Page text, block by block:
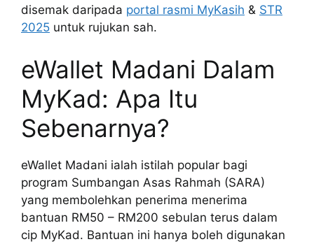
disemak daripada portal rasmi MyKasih & STR
2025 untuk rujukan sah.
eWallet Madani Dalam
MyKad: Apa Itu
Sebenarnya?
eWallet Madani ialah istilah popular bagi
program Sumbangan Asas Rahmah (SARA)
yang membolehkan penerima menerima
bantuan RM50 – RM200 sebulan terus dalam
cip MyKad. Bantuan ini hanya boleh digunakan